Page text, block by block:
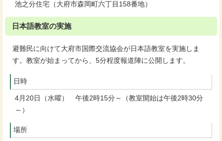
池之分住宅（大府市森岡町六丁目158番地）
日本語教室の実施
避難民に向けて大府市国際交流協会が日本語教室を実施しま
す。教室が始まってから、5分程度報道陣に公開します。
日時
4月20日（水曜） 午後2時15分～（教室開始は午後2時30分
～）
場所